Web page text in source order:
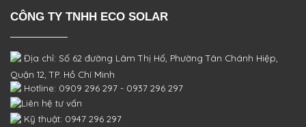
CÔNG TY TNHH ECO SOLAR
Địa chỉ: Số 62 đường Lâm Thị Hố, PhườngTân Chánh Hiệp,
Quận 12, TP. Hồ Chí Minh
Hotline: 0909 296 297 - 0937 296 297
Liên hệ tư vấn
Kỹ thuật: 0947 296 297